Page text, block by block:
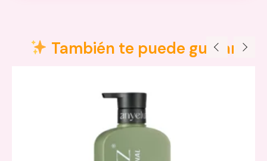
También te puede gustar